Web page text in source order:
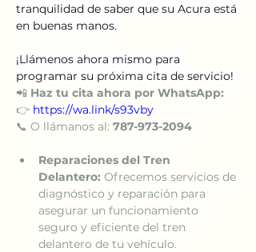
tranquilidad de saber que su Acura está
en buenas manos.
¡Llámenos ahora mismo para
programar su próxima cita de servicio!
📲 Haz tu cita ahora por WhatsApp:
👉 https://wa.link/s93vby
📞 O llámanos al: 787-973-2094
Reparaciones del Tren
Delantero: Ofrecemos servicios de
diagnóstico y reparación para
asegurar un funcionamiento
seguro y eficiente del tren
delantero de tu vehículo.